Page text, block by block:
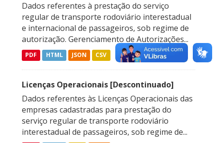
Dados referentes à prestação do serviço
regular de transporte rodoviário interestadual
e internacional de passageiros, sob regime de
autorização. Gerenciamento de Autorizações...
PDF HTML JSON CSV
Licenças Operacionais [Descontinuado]
Dados referentes às Licenças Operacionais das
empresas cadastradas para prestação do
serviço regular de transporte rodoviário
interestadual de passageiros, sob regime de...